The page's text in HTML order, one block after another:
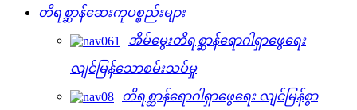
တိရစ္ဆာန်ဆေးကုပစ္စည်းများ
အိမ်မွေးတိရစ္ဆာန်ရောဂါရှာဖွေရေး
လျင်မြန်သောစမ်းသပ်မှု
တိရစ္ဆာန်ရောဂါရှာဖွေရေး လျင်မြန်စွာ